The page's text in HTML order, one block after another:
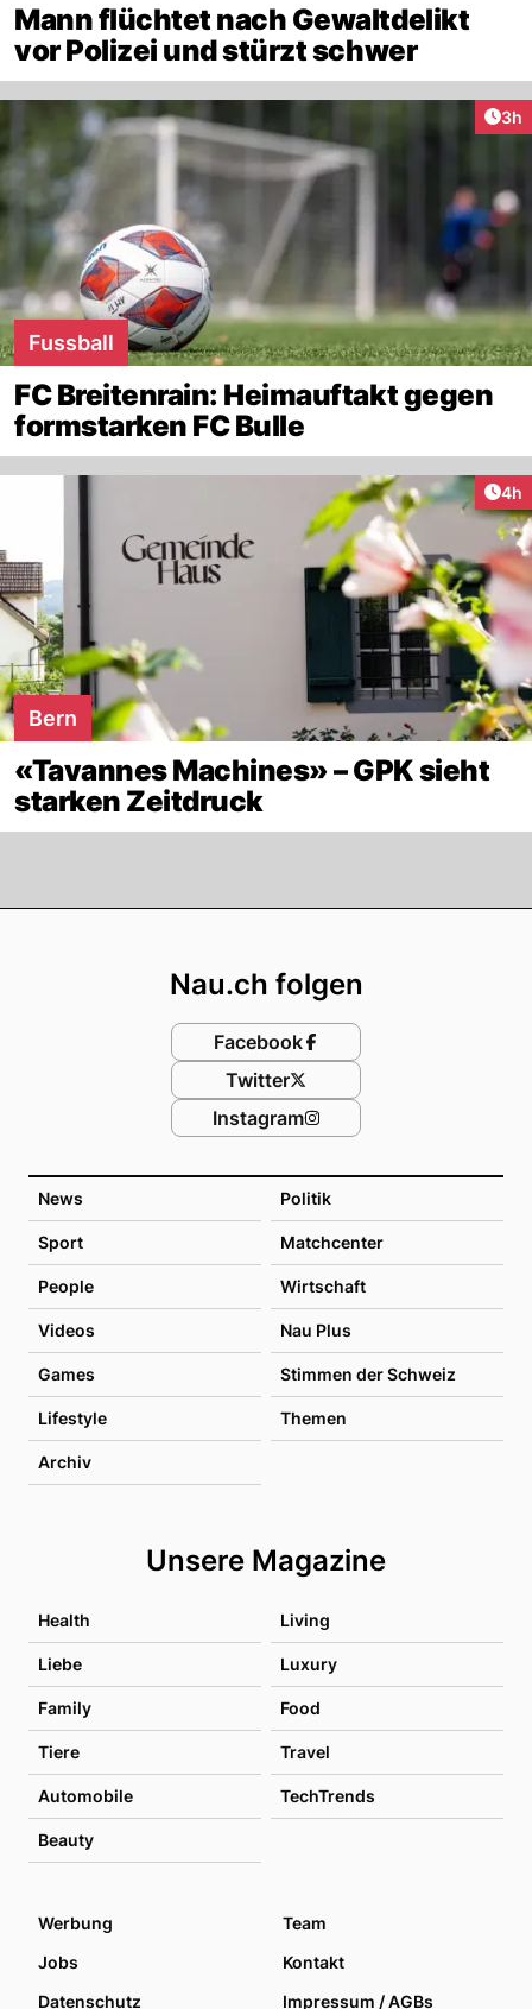
Mann flüchtet nach Gewaltdelikt
vor Polizei und stürzt schwer
3h
Fussball
FC Breitenrain: Heimauftakt gegen
formstarken FC Bulle
4h
Bern
«Tavannes Machines» – GPK sieht
starken Zeitdruck
News Politik
Sport Matchcenter
People Wirtschaft
Videos Nau Plus
Games Stimmen der Schweiz
Lifestyle Themen
Archiv
Unsere Magazine
Health Living
Liebe Luxury
Family Food
Tiere Travel
Automobile TechTrends
Beauty
Nau.ch folgen
Facebook
Twitter
Instagram
Werbung
Team
Jobs
Kontakt
Datenschutz
Impressum / AGBs